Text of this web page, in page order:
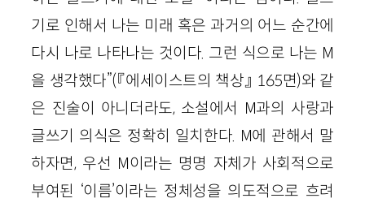
기로 인해서 나는 미래 혹은 과거의 어느 순간에
다시 나로 나타나는 것이다. 그런 식으로 나는 M
을 생각했다”(『에세이스트의 책상』 165면)와 같
은 진술이 아니더라도, 소설에서 M과의 사랑과
글쓰기 의식은 정확히 일치한다. M에 관해서 말
하자면, 우선 M이라는 명명 자체가 사회적으로
부여된 ‘이름’이라는 정체성을 의도적으로 흐려